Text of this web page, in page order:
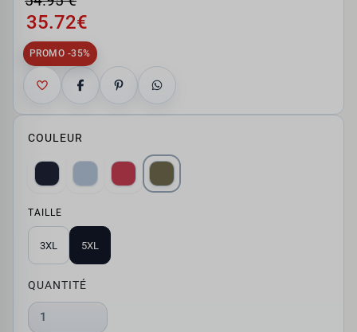
35.72€
PROMO -35%
COULEUR
TAILLE
3XL 5XL
QUANTITÉ
1